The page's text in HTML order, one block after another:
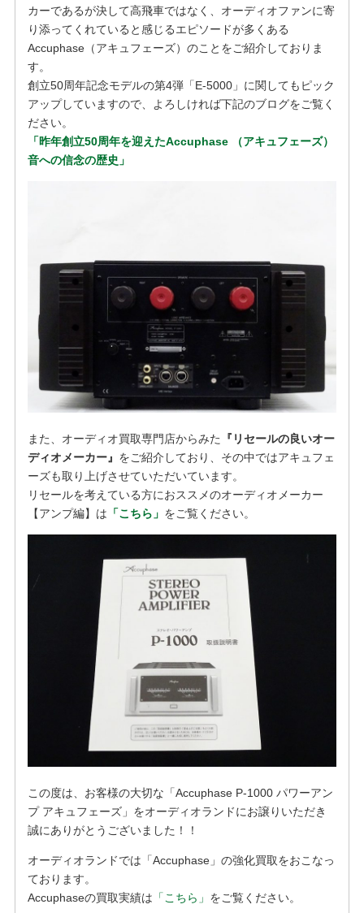
カーであるが決して高飛車ではなく、オーディオファンに寄
り添ってくれていると感じるエピソードが多くある
Accuphase（アキュフェーズ）のことをご紹介しておりま
す。
創立50周年記念モデルの第4弾「E-5000」に関してもピック
アップしていますので、よろしければ下記のブログをご覧く
ださい。
「昨年創立50周年を迎えたAccuphase （アキュフェーズ）
音への信念の歴史」
また、オーディオ買取専門店からみた
『リセールの良いオー
ディオメーカー』 をご紹介しており、その中ではアキュフェ
ーズも取り上げさせていただいています。
リセールを考えている方におススメのオーディオメーカー
【アンプ編】は 「こちら」 をご覧ください。
この度は、お客様の大切な「Accuphase P-1000 パワーアン
プ アキュフェーズ」をオーディオランドにお譲りいただき
誠にありがとうございました！！
オーディオランドでは「Accuphase」の強化買取をおこなっ
ております。
Accuphaseの買取実績は 「こちら」 をご覧ください。